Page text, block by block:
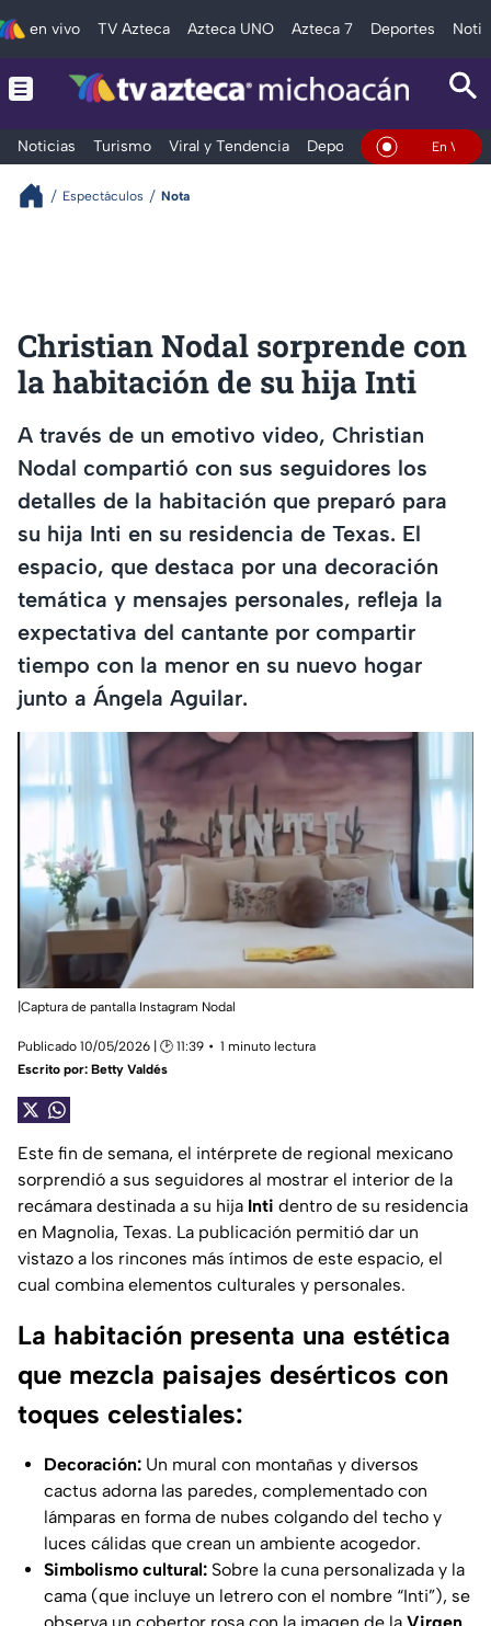
en vivo TV Azteca Azteca UNO Azteca 7 Deportes
Noticias Turismo Viral y Tendencia Deportes Espectáculos
En Vivo
Espectáculos Nota
Christian Nodal sorprende con
la habitación de su hija Inti
A través de un emotivo video, Christian
Nodal compartió con sus seguidores los
detalles de la habitación que preparó para
su hija Inti en su residencia de Texas. El
espacio, que destaca por una decoración
temática y mensajes personales, refleja la
expectativa del cantante por compartir
tiempo con la menor en su nuevo hogar
junto a Ángela Aguilar.
|Captura de pantalla Instagram Nodal
Publicado 10/05/2026 | 🕑 11:39
1 minuto lectura
Escrito por: Betty Valdés
Este fin de semana, el intérprete de regional mexicano
sorprendió a sus seguidores al mostrar el interior de la
recámara destinada a su hija Inti dentro de su residencia
en Magnolia, Texas. La publicación permitió dar un
vistazo a los rincones más íntimos de este espacio, el
cual combina elementos culturales y personales.
La habitación presenta una estética
que mezcla paisajes desérticos con
toques celestiales:
Decoración: Un mural con montañas y diversos
cactus adorna las paredes, complementado con
lámparas en forma de nubes colgando del techo y
luces cálidas que crean un ambiente acogedor.
Simbolismo cultural: Sobre la cuna personalizada y la
cama (que incluye un letrero con el nombre “Inti”), se